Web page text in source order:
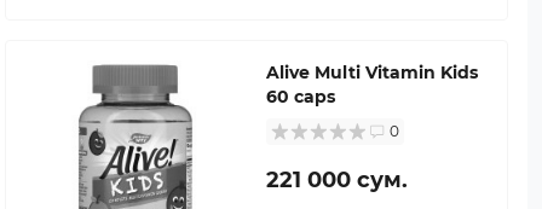
Alive Multi Vitamin Kids
60 caps
0
221 000 сум.